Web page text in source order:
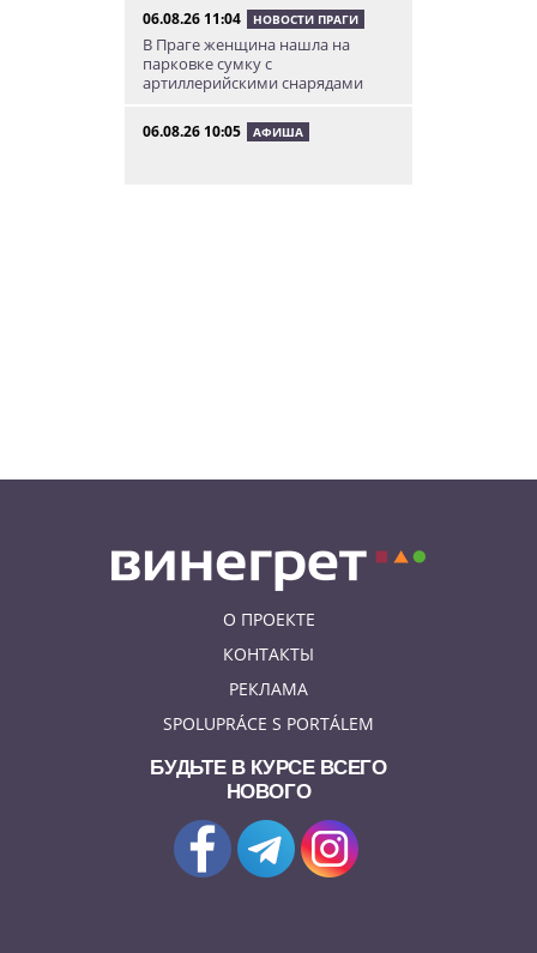
06.08.26 11:04 НОВОСТИ ПРАГИ
В Праге женщина нашла на
парковке сумку с
артиллерийскими снарядами
06.08.26 10:05 АФИША
О ПРОЕКТЕ
КОНТАКТЫ
РЕКЛАМА
SPOLUPRÁCE S PORTÁLEM
БУДЬТЕ В КУРСЕ ВСЕГО
НОВОГО